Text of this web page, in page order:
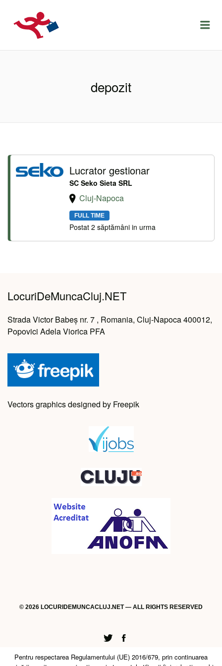
LOCURIDEMUNCACLUJ.NET
depozit
Lucrator gestionar
SC Seko Sieta SRL
Cluj-Napoca
FULL TIME
Postat 2 săptămâni in urma
LocuriDeMuncaCluj.NET
Strada Victor Babeș nr. 7 , Romania, Cluj-Napoca 400012,
Popovici Adela Viorica PFA
Vectors graphics designed by Freepik
© 2026 LOCURIDEMUNCACLUJ.NET — ALL RIGHTS RESERVED
Twitter
Facebook
Pentru respectarea Regulamentului (UE) 2016/679, prin continuarea